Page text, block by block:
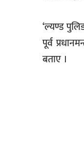
‘ल्यण्ड
पूर्व
बताए ।